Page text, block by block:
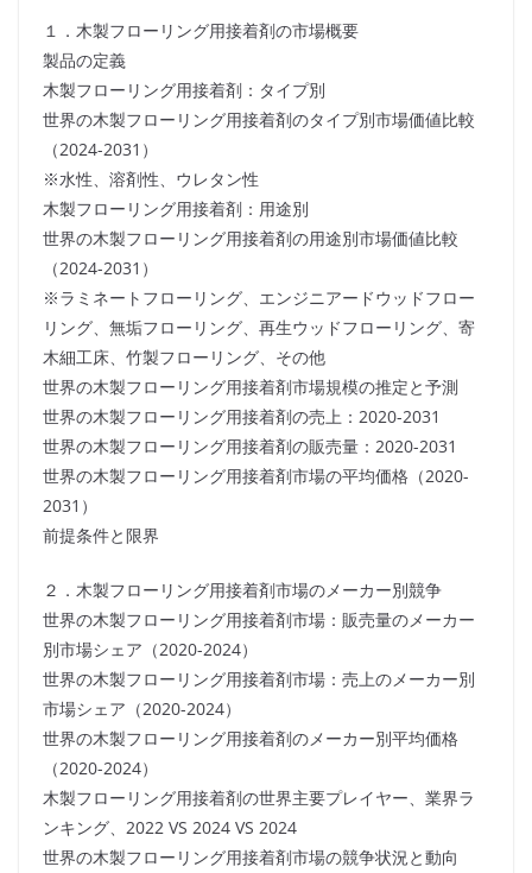
１．木製フローリング用接着剤の市場概要
製品の定義
木製フローリング用接着剤：タイプ別
世界の木製フローリング用接着剤のタイプ別市場価値比較
（2024-2031）
※水性、溶剤性、ウレタン性
木製フローリング用接着剤：用途別
世界の木製フローリング用接着剤の用途別市場価値比較
（2024-2031）
※ラミネートフローリング、エンジニアードウッドフロー
リング、無垢フローリング、再生ウッドフローリング、寄
木細工床、竹製フローリング、その他
世界の木製フローリング用接着剤市場規模の推定と予測
世界の木製フローリング用接着剤の売上：2020-2031
世界の木製フローリング用接着剤の販売量：2020-2031
世界の木製フローリング用接着剤市場の平均価格（2020-
2031）
前提条件と限界
２．木製フローリング用接着剤市場のメーカー別競争
世界の木製フローリング用接着剤市場：販売量のメーカー
別市場シェア（2020-2024）
世界の木製フローリング用接着剤市場：売上のメーカー別
市場シェア（2020-2024）
世界の木製フローリング用接着剤のメーカー別平均価格
（2020-2024）
木製フローリング用接着剤の世界主要プレイヤー、業界ラ
ンキング、2022 VS 2024 VS 2024
世界の木製フローリング用接着剤市場の競争状況と動向